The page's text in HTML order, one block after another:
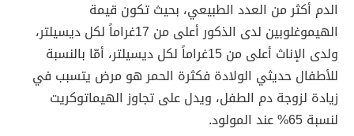
الدم أكثر من العدد الطبيعي، بحيث تكون قيمة
الهيموغلوبين لدى الذكور أعلى من 17غراماً لكل ديسيلتر،
ولدى الإناث أعلى من 15غراماً لكل ديسيلتر، أمّا بالنسبة
للأطفال حديثي الولادة فكثرة الحمر هو مرض يتسبب في
زيادة لزوجة دم الطفل، ويدل على تجاوز الهيماتوكريت
لنسبة 65% عند المولود.